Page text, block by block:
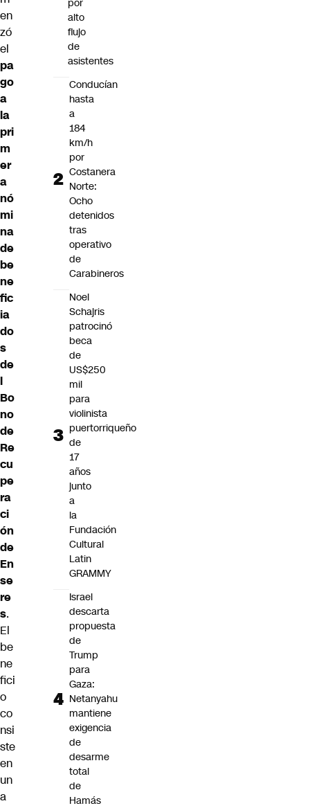
en
zó
el
pa
go
a
la
pri
m
er
a
nó
mi
na
de
be
ne
fic
ia
do
s
de
l
Bo
no
de
Re
cu
pe
ra
ci
ón
de
En
se
re
s.
El
be
ne
fici
o
co
nsi
ste
en
un
a
por
alto
flujo
de
asistentes
Conducían
hasta
a
184
km/h
por
Costanera
Norte:
Ocho
detenidos
tras
operativo
de
Carabineros
Noel
Schajris
patrocinó
beca
de
US$250
mil
para
violinista
puertorriqueño
de
17
años
junto
a
la
Fundación
Cultural
Latin
GRAMMY
Israel
descarta
propuesta
de
Trump
para
Gaza:
Netanyahu
mantiene
exigencia
de
desarme
total
de
Hamás